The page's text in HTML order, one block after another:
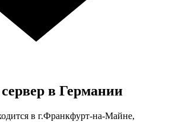
в Германии
в г.Франкфурт-на-Майне,